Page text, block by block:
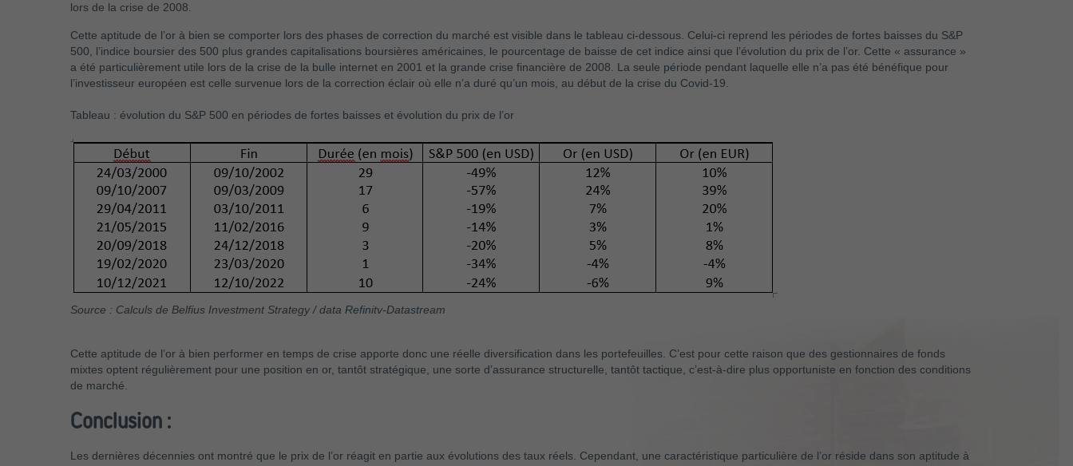
lors de la crise de 2008.
Cette aptitude de l’or à bien se comporter lors des phases de correction du marché est visible dans le tableau ci-dessous. Celui-ci reprend les périodes de fortes baisses du S&P
500, l’indice boursier des 500 plus grandes capitalisations boursières américaines, le pourcentage de baisse de cet indice ainsi que l’évolution du prix de l’or. Cette « assurance »
a été particulièrement utile lors de la crise de la bulle internet en 2001 et la grande crise financière de 2008. La seule période pendant laquelle elle n’a pas été bénéfique pour
l’investisseur européen est celle survenue lors de la correction éclair où elle n’a duré qu’un mois, au début de la crise du Covid-19.
Tableau : évolution du S&P 500 en périodes de fortes baisses et évolution du prix de l’or
Source : Calculs de Belfius Investment Strategy / data Refinitv-Datastream
Cette aptitude de l’or à bien performer en temps de crise apporte donc une réelle diversification dans les portefeuilles. C’est pour cette raison que des gestionnaires de fonds
mixtes optent régulièrement pour une position en or, tantôt stratégique, une sorte d’assurance structurelle, tantôt tactique, c’est-à-dire plus opportuniste en fonction des conditions
de marché.
Conclusion :
Les dernières décennies ont montré que le prix de l’or réagit en partie aux évolutions des taux réels. Cependant, une caractéristique particulière de l’or réside dans son aptitude à